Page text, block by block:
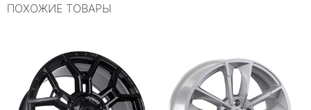
ЦО
Применяемость
Универсальные
Тип диска
Литые
ПОХОЖИЕ ТОВАРЫ